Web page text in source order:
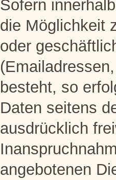
Sofern
die Möglichkeit
oder
besteht, so
Daten seitens
ausdrücklich
angebotenen